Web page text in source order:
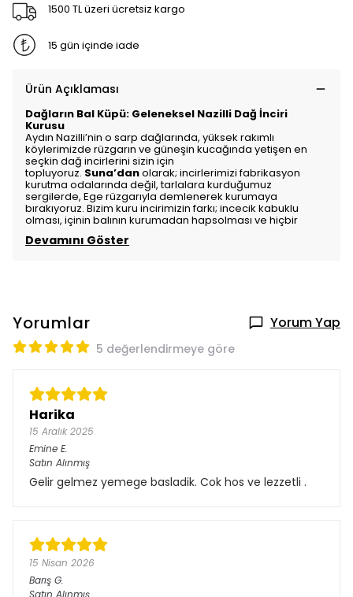
1500 TL üzeri ücretsiz kargo
15 gün içinde iade
Ürün Açıklaması
Dağların Bal Küpü: Geleneksel Nazilli Dağ İnciri
Kurusu
Aydın Nazilli’nin o sarp dağlarında, yüksek rakımlı
köylerimizde rüzgarın ve güneşin kucağında yetişen en
seçkin dağ incirlerini sizin için
topluyoruz. Suna’danolarak; incirlerimizi fabrikasyon
kurutma odalarında değil,tarlalara kurduğumuz
sergilerde, Ege rüzgarıyla demlenerek kurumaya
bırakıyoruz. Bizim kuru incirimizin farkı; incecik kabuklu
olması, içinin balının kurumadan hapsolması ve hiçbir
Devamını Göster
Yorumlar Yorum Yap
5 değerlendirmeye göre
Harika
15 Aralık 2025
Emine E.
Satın Alınmış
Gelir gelmez yemege basladik. Cok hos ve lezzetli .
15 Nisan 2026
Barış G.
Satın Alınmış